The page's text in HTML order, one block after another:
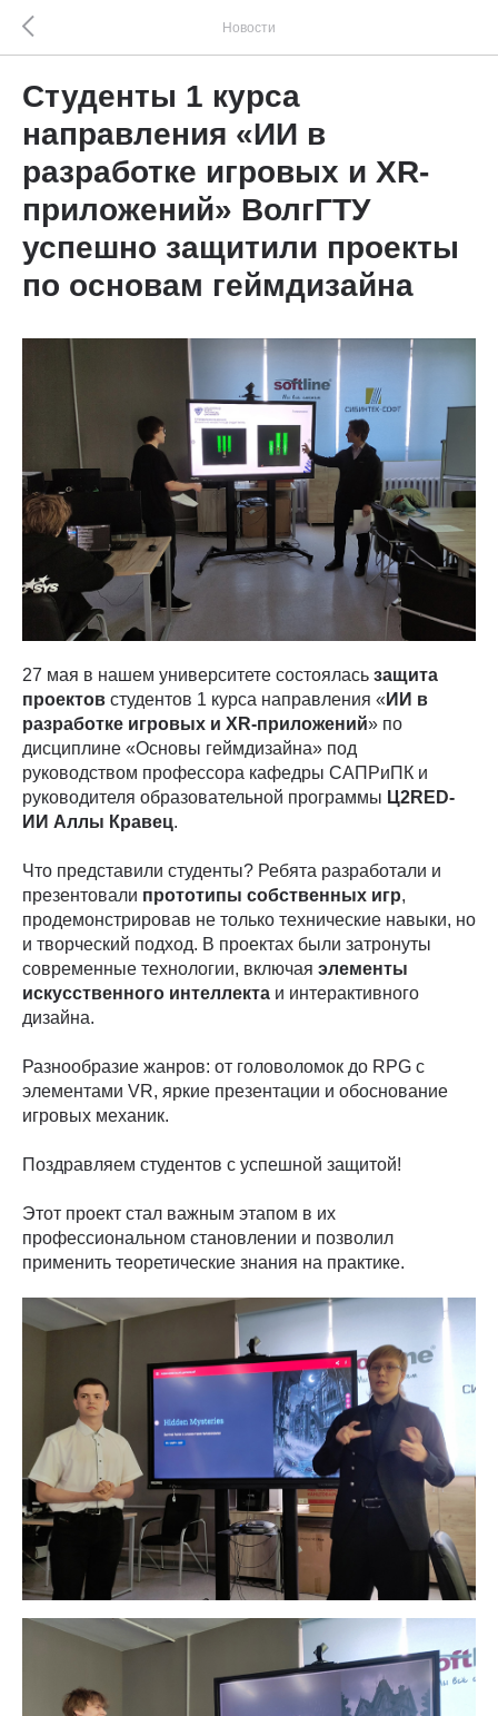
Новости
Студенты 1 курса
направления «ИИ в
разработке игровых и XR-
приложений» ВолгГТУ
успешно защитили проекты
по основам геймдизайна
27 мая в нашем университете состоялась защита
проектов студентов 1 курса направления « ИИ в
разработке игровых и XR-приложений» по
дисциплине «Основы геймдизайна» под
руководством профессора кафедры САПРиПК и
руководителя образовательной программы Ц2RED-
ИИ Аллы Кравец.
Что представили студенты? Ребята разработали и
презентовали прототипы собственных игр,
продемонстрировав не только технические навыки, но
и творческий подход. В проектах были затронуты
современные технологии, включая элементы
искусственного интеллекта и интерактивного
дизайна.
Разнообразие жанров: от головоломок до RPG с
элементами VR, яркие презентации и обоснование
игровых механик.
Поздравляем студентов с успешной защитой!
Этот проект стал важным этапом в их
профессиональном становлении и позволил
применить теоретические знания на практике.